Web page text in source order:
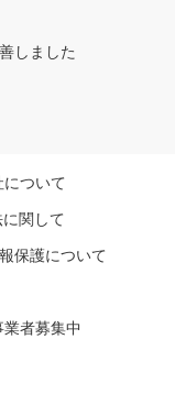
しました
ついて
関して
保護について
者募集中